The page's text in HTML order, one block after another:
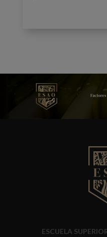
ESCUELA